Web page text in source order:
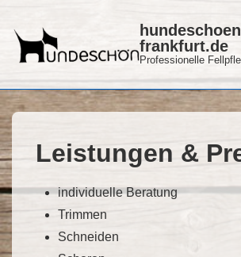
Zum
Inhalt
frankfurt.de
Professionelle
Leistungen &
individuelle Beratung
Trimmen
Schneiden